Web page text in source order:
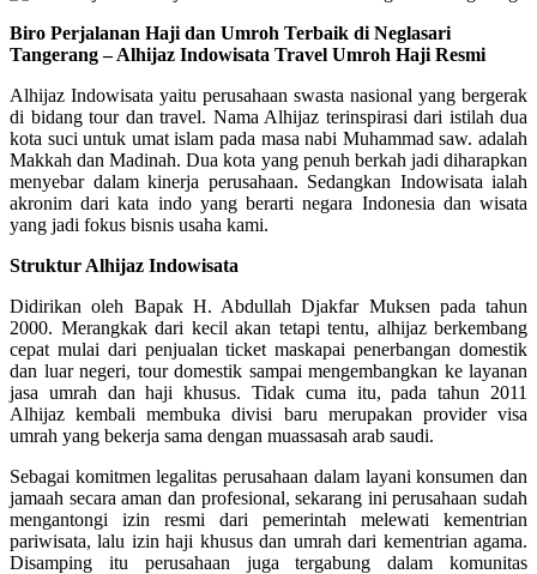
Biro Perjalanan Haji dan Umroh Terbaik di Neglasari
Tangerang – Alhijaz Indowisata Travel Umroh Haji Resmi
Alhijaz Indowisata yaitu perusahaan swasta nasional yang bergerak
di bidang tour dan travel. Nama Alhijaz terinspirasi dari istilah dua
kota suci untuk umat islam pada masa nabi Muhammad saw. adalah
Makkah dan Madinah. Dua kota yang penuh berkah jadi diharapkan
menyebar dalam kinerja perusahaan. Sedangkan Indowisata ialah
akronim dari kata indo yang berarti negara Indonesia dan wisata
yang jadi fokus bisnis usaha kami.
Struktur Alhijaz Indowisata
Didirikan oleh Bapak H. Abdullah Djakfar Muksen pada tahun
2000. Merangkak dari kecil akan tetapi tentu, alhijaz berkembang
cepat mulai dari penjualan ticket maskapai penerbangan domestik
dan luar negeri, tour domestik sampai mengembangkan ke layanan
jasa umrah dan haji khusus. Tidak cuma itu, pada tahun 2011
Alhijaz kembali membuka divisi baru merupakan provider visa
umrah yang bekerja sama dengan muassasah arab saudi.
Sebagai komitmen legalitas perusahaan dalam layani konsumen dan
jamaah secara aman dan profesional, sekarang ini perusahaan sudah
mengantongi izin resmi dari pemerintah melewati kementrian
pariwisata, lalu izin haji khusus dan umrah dari kementrian agama.
Disamping itu perusahaan juga tergabung dalam komunitas